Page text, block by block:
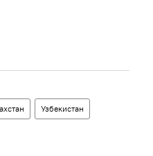
Узбекистан